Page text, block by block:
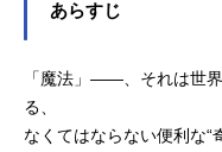
あらすじ
「魔法」――、それは世
る、
なくてはならない便利な“